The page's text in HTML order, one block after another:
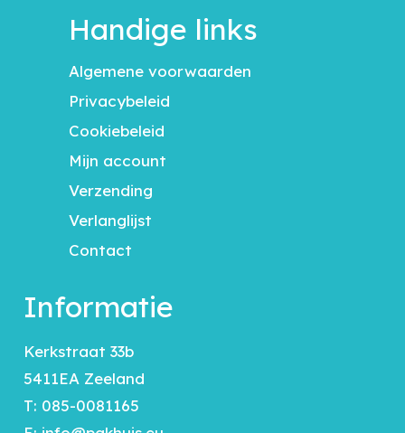
Handige links
Algemene voorwaarden
Privacybeleid
Cookiebeleid
Mijn account
Verzending
Verlanglijst
Contact
Informatie
Kerkstraat 33b
5411EA Zeeland
T: 085-0081165